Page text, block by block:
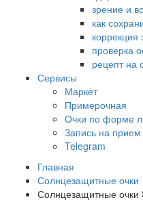
зрение и
как
коррекция
проверка
рецепт на
Сервисы
Маркет
Примерочная
Очки по форме
Запись на прием
Telegram
Главная
Солнцезащитные очки
Солнцезащитные очки